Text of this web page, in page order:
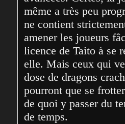
même a très peu
ne contient
amener les joueurs
licence de Taito à se
elle. Mais ceux qui
dose de dragons
pourront que se
de quoi y passer du
de temps.